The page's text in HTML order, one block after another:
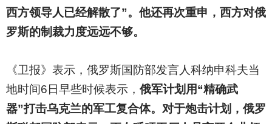
西方领导人已经解散了”。他还再次重申，西方对俄
罗斯的制裁力度远远不够。
《卫报》表示，俄罗斯国防部发言人科纳申科夫当
地时间6日早些时候表示， 俄军计划用“精确武
器”打击乌克兰的军工复合体。对于炮击计划，俄罗